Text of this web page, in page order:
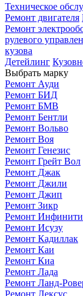
Техническое
Ремонт двигателя
Ремонт
рулевого
кузова
Детейлинг
Выбрать марку
Ремонт Ауди
Ремонт БИД
Ремонт БМВ
Ремонт Бентли
Ремонт Вольво
Ремонт Воя
Ремонт Генезис
Ремонт Грейт Вол
Ремонт Джак
Ремонт Джили
Ремонт Джип
Ремонт Зикр
Ремонт Инфинити
Ремонт Исузу
Ремонт Кадиллак
Ремонт Каи
Ремонт Киа
Ремонт Лада
Ремонт Ланд-
Ремонт Лексус